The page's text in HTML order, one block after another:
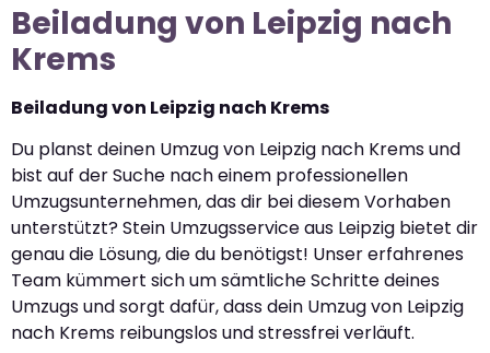
Beiladung von Leipzig nach
Krems
Beiladung von Leipzig nach Krems
Du planst deinen Umzug von Leipzig nach Krems und
bist auf der Suche nach einem professionellen
Umzugsunternehmen, das dir bei diesem Vorhaben
unterstützt? Stein Umzugsservice aus Leipzig bietet dir
genau die Lösung, die du benötigst! Unser erfahrenes
Team kümmert sich um sämtliche Schritte deines
Umzugs und sorgt dafür, dass dein Umzug von Leipzig
nach Krems reibungslos und stressfrei verläuft.